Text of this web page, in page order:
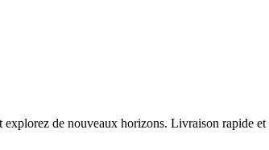
de nouveaux horizons. Livraison rapide